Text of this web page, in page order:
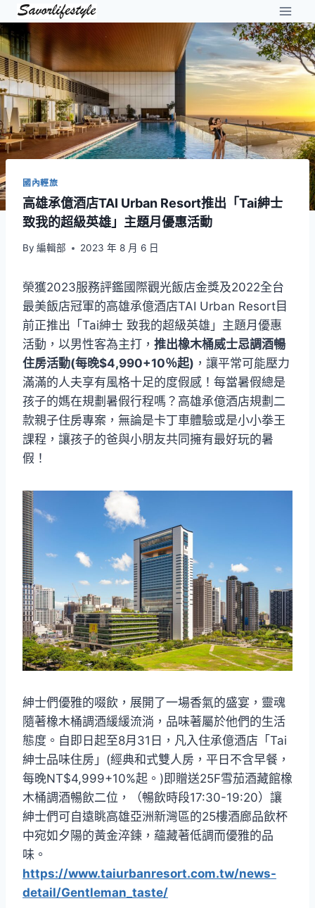
Skip
to
content
國內輕旅
高雄承億酒店TAI Urban Resort推出「Tai紳士
致我的超級英雄」主題月優惠活動
By 編輯部 2023 年 8 月 6 日
榮獲2023服務評鑑國際觀光飯店金獎及2022全台
最美飯店冠軍的高雄承億酒店TAI Urban Resort目
前正推出「Tai紳士 致我的超級英雄」主題月優惠
活動，以男性客為主打， 推出橡木桶威士忌調酒暢
住房活動(每晚$4,990+10％起) ，讓平常可能壓力
滿滿的人夫享有風格十足的度假感！每當暑假總是
孩子的媽在規劃暑假行程嗎？高雄承億酒店規劃二
款親子住房專案，無論是卡丁車體驗或是小小拳王
課程，讓孩子的爸與小朋友共同擁有最好玩的暑
假！
紳士們優雅的啜飲，展開了一場香氣的盛宴，靈魂
隨著橡木桶調酒緩緩流淌，品味著屬於他們的生活
態度。自即日起至8月31日，凡入住承億酒店「Tai
紳士品味住房」(經典和式雙人房，平日不含早餐，
每晚NT$4,999+10%起。)即贈送25F雪茄酒藏館橡
木桶調酒暢飲二位，（暢飲時段17:30-19:20）讓
紳士們可自遠眺高雄亞洲新灣區的25樓酒廊品飲杯
中宛如夕陽的黃金淬鍊，蘊藏著低調而優雅的品
味。
https://www.taiurbanresort.com.tw/news-
detail/Gentleman_taste/